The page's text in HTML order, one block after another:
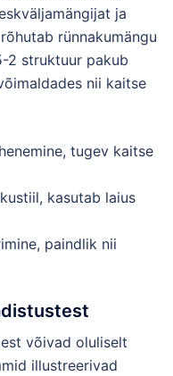
ja
rünnakumängu
2 struktuur pakub
nii kaitse
tugev kaitse
kasutab laius
paindlik nii
võivad oluliselt
illustreerivad